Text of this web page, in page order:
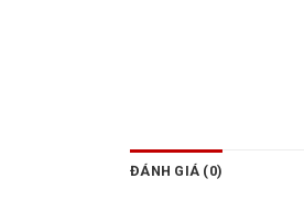
ĐÁNH GIÁ (0)